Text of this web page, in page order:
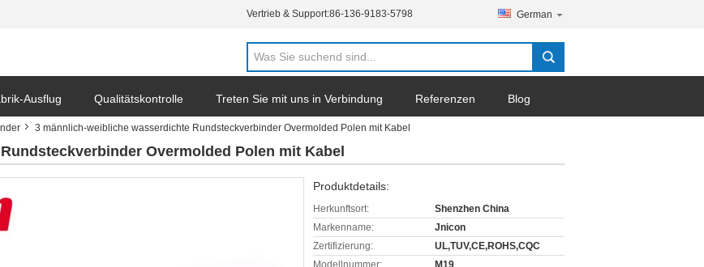
Vertrieb & Support:86-136-9183-5798 German
Ausflug Qualitätskontrolle Treten Sie mit uns in Verbindung Referenzen Blog
3 männlich-weibliche wasserdichte Rundsteckverbinder Overmolded Polen mit Kabel
Overmolded Polen mit Kabel
Produktdetails:
Herkunftsort:
Shenzhen China
Markenname:
Jnicon
Zertifizierung:
UL,TUV,CE,ROHS,CQC
Modellnummer:
M19